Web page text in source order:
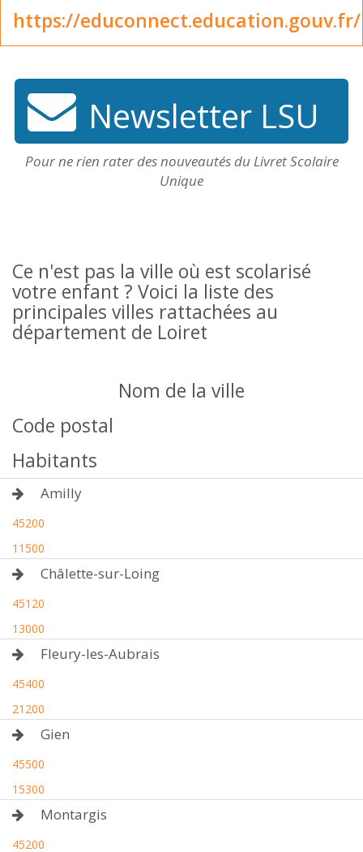
https://educonnect.education.gouv.fr/
Newsletter LSU
Pour ne rien rater des nouveautés du Livret Scolaire
Unique
Ce n'est pas la ville où est scolarisé
votre enfant ? Voici la liste des
principales villes rattachées au
département de Loiret
Nom de la ville
Code postal
Habitants
Amilly
45200
11500
Châlette-sur-Loing
45120
13000
Fleury-les-Aubrais
45400
21200
Gien
45500
15300
Montargis
45200